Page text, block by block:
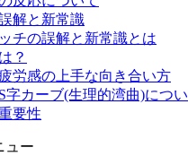
解と新常識
チの誤解と新常識とは
？
労感の上手な向き合い方
字カーブ(生理的湾曲)につ
要性
ュー